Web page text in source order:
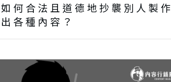
如何合法且道德地抄襲別人製作
出各種內容？